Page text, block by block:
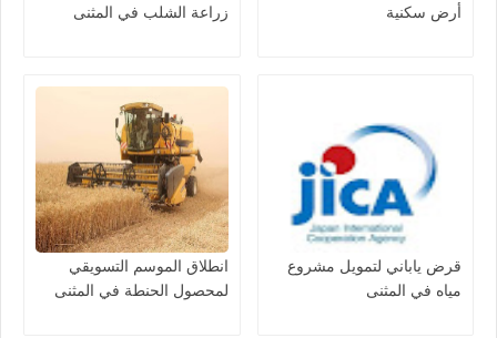
أرض سكنية
زراعة الشلب في المثنى
قرض ياباني لتمويل مشروع
مياه في المثنى
انطلاق الموسم التسويقي
لمحصول الحنطة في المثنى